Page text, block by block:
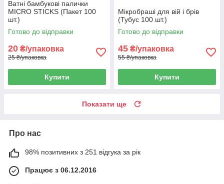
Ватні бамбукові палички
MICRO STICKS (Пакет 100
шт.)
Готово до відправки
20 ₴/упаковка
25 ₴/упаковка
Купити
Мікробраші для вій і брів
(Тубус 100 шт.)
Готово до відправки
45 ₴/упаковка
55 ₴/упаковка
Купити
Показати ще
Про нас
98% позитивних з 251 відгука за рік
Працює з 06.12.2016